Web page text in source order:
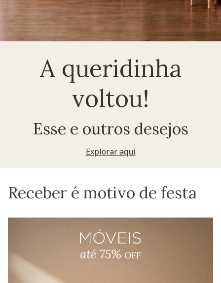
A queridinha
voltou!
Esse e outros desejos
Explorar aqui
Receber é motivo de festa